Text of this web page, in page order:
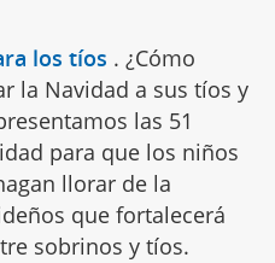
los tíos . ¿Cómo
la Navidad a sus tíos y
las 51
para que los niños
llorar de la
que fortalecerá
sobrinos y tíos.